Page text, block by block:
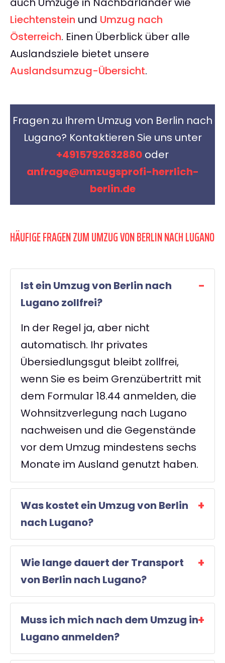
Liechtenstein und Umzug nach
Österreich. Einen Überblick über alle
Auslandsziele bietet unsere
Auslandsumzug-Übersicht.
Fragen zu Ihrem Umzug von Berlin nach
Lugano? Kontaktieren Sie uns unter
+4915792632880 oder
anfrage@umzugsprofi-herrlich-
berlin.de
HÄUFIGE FRAGEN ZUM UMZUG VON BERLIN NACH LUGANO
Ist ein Umzug von Berlin nach
Lugano zollfrei?
In der Regel ja, aber nicht
automatisch. Ihr privates
Übersiedlungsgut bleibt zollfrei,
wenn Sie es beim Grenzübertritt mit
dem Formular 18.44 anmelden, die
Wohnsitzverlegung nach Lugano
nachweisen und die Gegenstände
vor dem Umzug mindestens sechs
Monate im Ausland genutzt haben.
Was kostet ein Umzug von Berlin
nach Lugano?
Wie lange dauert der Transport
von Berlin nach Lugano?
Muss ich mich nach dem Umzug in
Lugano anmelden?